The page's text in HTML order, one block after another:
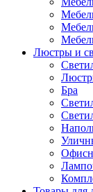
Люстры и
Бра